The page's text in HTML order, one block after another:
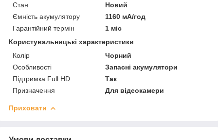
Стан
Новий
Ємність акумулятору
1160 мА/год
Гарантійний термін
1 міс
Користувальницькі характеристики
Колір
Чорний
Особливості
Запасні акумулятори
Підтримка Full HD
Так
Призначення
Для відеокамери
Приховати